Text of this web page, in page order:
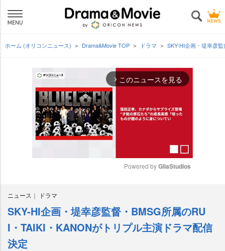
ホーム (オリコンニュース) Drama&Movie TOP ドラマ SKY-HI企画・堤幸彦
arrow_forward_ios このニュースを見る
e
Powered by GliaStudios
ニュース ドラマ
SKY-HI企画・堤幸彦監督・BMSG所属のRU
I・TAIKI・KANONがトリプル主演ドラマ配信
決定